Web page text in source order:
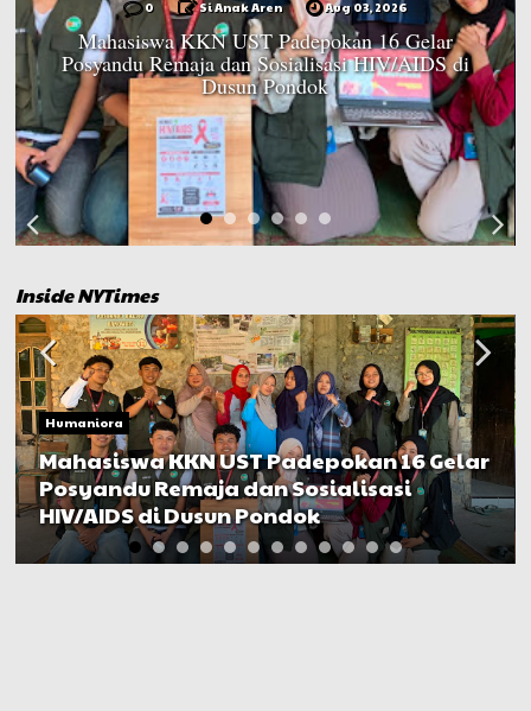
0 Si Anak Aren Aug 03, 2026
Mahasiswa KKN UST Padepokan 16 Gelar
Posyandu Remaja dan Sosialisasi HIV/AIDS di
Dusun Pondok
Inside NYTimes
Humaniora
Mahasiswa KKN UST Padepokan 16 Gelar
Posyandu Remaja dan Sosialisasi
HIV/AIDS di Dusun Pondok